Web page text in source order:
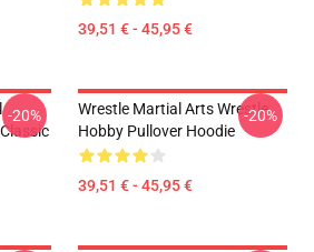
39,51 € - 45,95 €
-20%
Wrestle Martial Arts Wrestle
Hobby Pullover Hoodie
39,51 € - 45,95 €
-20%